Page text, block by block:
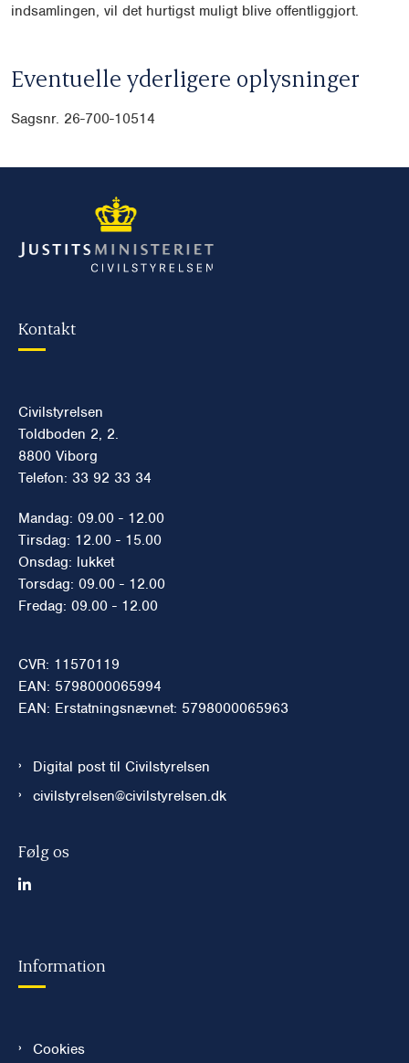
indsamlingen, vil det hurtigst muligt blive offentliggjort.
Eventuelle yderligere oplysninger
Sagsnr. 26-700-10514
Kontakt
Civilstyrelsen
Toldboden 2, 2.
8800 Viborg
Telefon: 33 92 33 34
Mandag: 09.00 - 12.00
Tirsdag: 12.00 - 15.00
Onsdag: lukket
Torsdag: 09.00 - 12.00
Fredag: 09.00 - 12.00
CVR: 11570119
EAN: 5798000065994
EAN: Erstatningsnævnet: 5798000065963
Digital post til Civilstyrelsen
civilstyrelsen@civilstyrelsen.dk
Følg os
Information
Cookies